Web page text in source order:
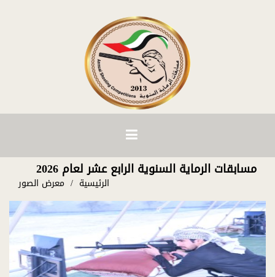
مسابقات الرماية السنوية الرابع عشر لعام 2026
الرئيسية معرض الصور